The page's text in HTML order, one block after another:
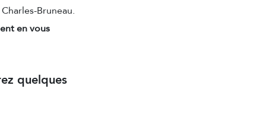
Bruneau.
en vous
quelques